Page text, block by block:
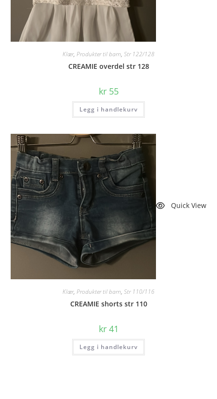
Klær, Produkter til barn, Str 122/128
CREAMIE overdel str 128
kr55
Legg i handlekurv
Quick View
Klær, Produkter til barn, Str 110/116
CREAMIE shorts str 110
kr41
Legg i handlekurv